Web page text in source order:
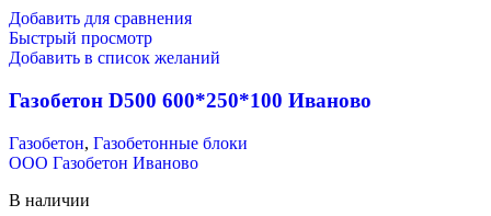
Добавить для сравнения
Быстрый просмотр
Добавить в список желаний
Газобетон D500 600*250*100 Иваново
Газобетон, Газобетонные блоки
ООО Газобетон Иваново
В наличии